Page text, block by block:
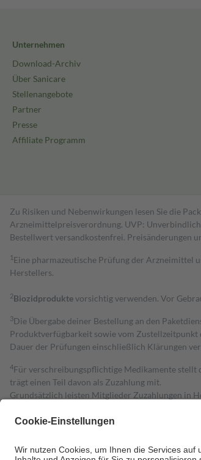
Unternehmen
Download-Archiv
Über Sanicare
Stellenangebote
Partner
Presse
Affiliate Programm
Zu Risiken und Nebenwirkungen lesen Sie die
Arzneimittelpreisverordnung. UVP:
Bestell­wert versand­kosten­frei. Preisänderungen
1 Eine pharmazeutische Prüfung der Arzneimittel
Herstellers.
2Biozidproduktevorsichtig verwenden. Vor
3Die Übergabe deiner Bestellung an den
Produktverfügbarkeit sowie vom Zustellzeitpunkt
Dauer der Prüfungen einschließlich Klärungen
4Für verschreibungspflichtige Medikamente stellt
trägt einen Teil davon als Zuzahlung mit.
Grundsätzlich leisten Mitglieder Zuzahlungen in
Diese Regeln gelten grundsätzlich auch für Online-
Um das Engagement der Versicherten für ihre